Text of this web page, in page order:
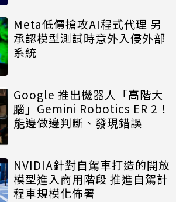
Meta低價搶攻AI程式代理 另
承認模型測試時意外入侵外部
系統
Google 推出機器人「高階大
腦」Gemini Robotics ER 2！
能邊做邊判斷、發現錯誤
NVIDIA針對自駕車打造的開放
模型進入商用階段 推進自駕計
程車規模化佈署